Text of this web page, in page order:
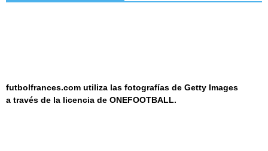
futbolfrances.com utiliza las fotografías de Getty Images
a través de la licencia de ONEFOOTBALL.